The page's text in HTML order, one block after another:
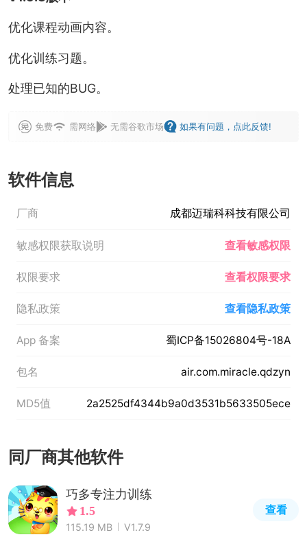
优化课程动画内容。
优化训练习题。
处理已知的BUG。
免费 需网络 无需谷歌市场 如果有问题，点此反馈!
软件信息
厂商 成都迈瑞科科技有限公司
敏感权限获取说明 查看敏感权限
权限要求 查看权限要求
隐私政策 查看隐私政策
App 备案 蜀ICP备15026804号-18A
包名 air.com.miracle.qdzyn
MD5值 2a2525df4344b9a0d3531b5633505ece
同厂商其他软件
巧多专注力训练
1.5
115.19 MB V1.7.9
查看